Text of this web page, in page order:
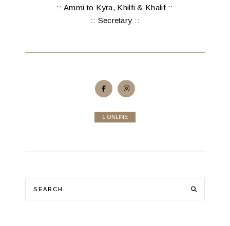
:: Ammi to Kyra, Khilfi & Khalif ::
:: Secretary ::
1 ONLINE